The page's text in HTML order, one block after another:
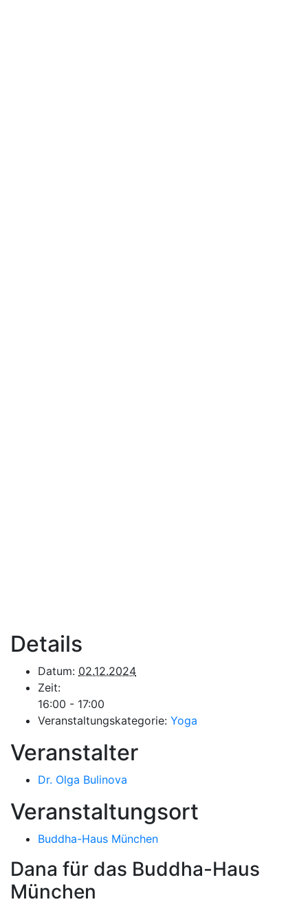
Details
Datum: 02.12.2024
Zeit:
16:00 - 17:00
Veranstaltungskategorie: Yoga
Veranstalter
Dr. Olga Bulinova
Veranstaltungsort
Buddha-Haus München
Dana für das Buddha-Haus
München